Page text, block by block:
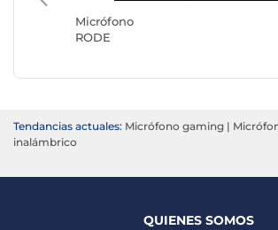
Micrófono
RODE
Tendancias actuales: Micrófono gaming |
inalámbrico
QUIENES SOMOS